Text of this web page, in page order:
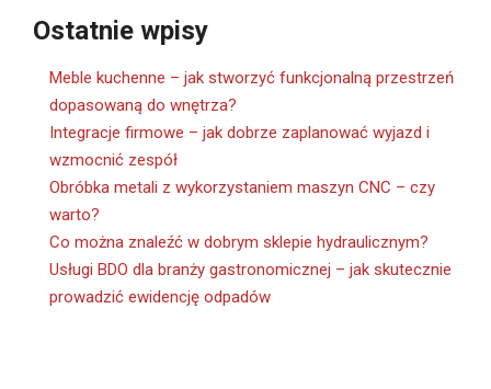
Ostatnie wpisy
Meble kuchenne – jak stworzyć funkcjonalną przestrzeń
dopasowaną do wnętrza?
Integracje firmowe – jak dobrze zaplanować wyjazd i
wzmocnić zespół
Obróbka metali z wykorzystaniem maszyn CNC – czy
warto?
Co można znaleźć w dobrym sklepie hydraulicznym?
Usługi BDO dla branży gastronomicznej – jak skutecznie
prowadzić ewidencję odpadów